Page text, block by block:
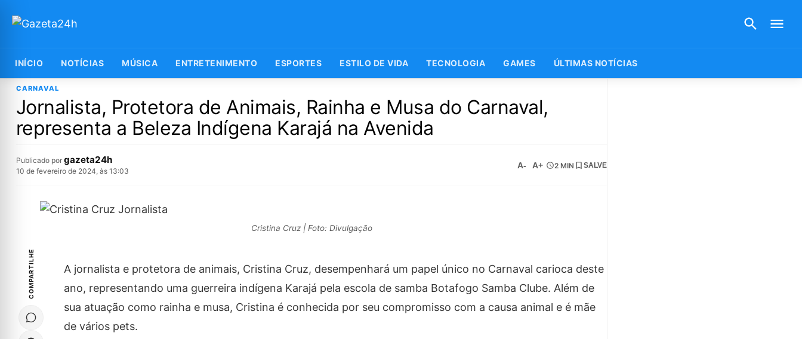
INÍCIO NOTÍCIAS MÚSICA ENTRETENIMENTO ESPORTES ESTILO DE VIDA TECNOLOGIA GAMES ÚLTIMAS NOTÍCIAS
CARNAVAL
Jornalista, Protetora de Animais, Rainha e Musa do Carnaval,
representa a Beleza Indígena Karajá na Avenida
Publicado por gazeta24h
10 de fevereiro de 2024, às 13:03
A- A+ 2 MIN SALVE
Cristina Cruz | Foto: Divulgação
COMPARTILHE
A jornalista e protetora de animais, Cristina Cruz, desempenhará um papel único no Carnaval carioca deste
ano, representando uma guerreira indígena Karajá pela escola de samba Botafogo Samba Clube. Além de
sua atuação como rainha e musa, Cristina é conhecida por seu compromisso com a causa animal e é mãe
de vários pets.